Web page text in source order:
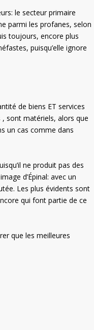
le secteur primaire
parmi les profanes, selon
toujours, encore plus
puisqu’elle ignore
de biens ET services
sont matériels, alors que
un cas comme dans
ne produit pas des
d’Épinal: avec un
Les plus évidents sont
qui font partie de ce
que les meilleures